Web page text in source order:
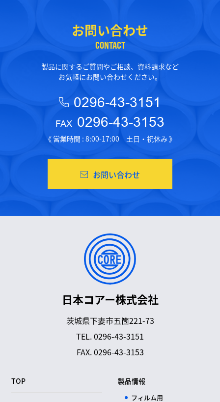
お問い合わせ
CONTACT
製品に関するご質問やご相談、資料請求など
お気軽にお問い合わせください。
0296-43-3151
FAX 0296-43-3153
《 営業時間 : 8:00-17:00 土日・祝休み 》
お問い合わせ
日本コアー株式会社
茨城県下妻市五箇221-73
TEL.0296-43-3151
FAX. 0296-43-3153
TOP 製品情報
フィルム用